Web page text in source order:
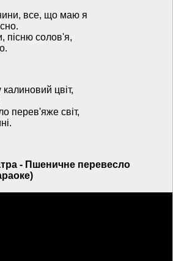
все, що маю я
пісню солов'я,
цвіт,
перев'яже світ,
- Пшеничне перевесло